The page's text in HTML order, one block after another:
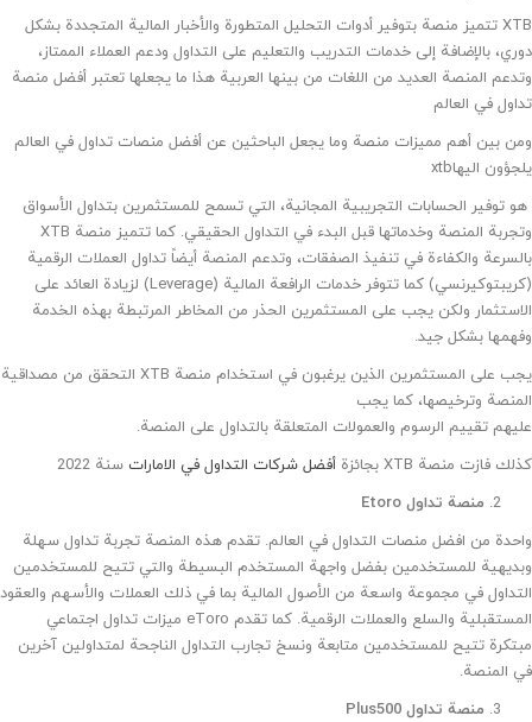
XTB تتميز منصة بتوفير أدوات التحليل المتطورة والأخبار المالية المتجددة بشكل
دوري، بالإضافة إلى خدمات التدريب والتعليم على التداول ودعم العملاء الممتاز،
وتدعم المنصة العديد من اللغات من بينها العربية هذا ما يجعلها تعتبر أفضل منصة
تداول في العالم
ومن بين أهم مميزات منصة وما يجعل الباحثين عن أفضل منصات تداول في العالم
يلجؤون اليهاxtb
هو توفير الحسابات التجريبية المجانية، التي تسمح للمستثمرين بتداول الأسواق
وتجربة المنصة وخدماتها قبل البدء في التداول الحقيقي. كما تتميز منصة XTB
بالسرعة والكفاءة في تنفيذ الصفقات، وتدعم المنصة أيضاً تداول العملات الرقمية
(كريبتوكيرنسي) كما تتوفر خدمات الرافعة المالية (Leverage) لزيادة العائد على
الاستثمار ولكن يجب على المستثمرين الحذر من المخاطر المرتبطة بهذه الخدمة
وفهمها بشكل جيد.
يجب على المستثمرين الذين يرغبون في استخدام منصة XTB التحقق من مصداقية
المنصة وترخيصها، كما يجب
عليهم تقييم الرسوم والعمولات المتعلقة بالتداول على المنصة.
كذلك فازت منصة XTB بجائزة
أفضل شركات التداول في الامارات سنة 2022
منصة تداول Etoro
واحدة من افضل منصات التداول في العالم. تقدم هذه المنصة تجربة تداول سهلة
وبديهية للمستخدمين بفضل واجهة المستخدم البسيطة والتي تتيح للمستخدمين
التداول في مجموعة واسعة من الأصول المالية بما في ذلك العملات والأسهم والعقود
المستقبلية والسلع والعملات الرقمية. كما تقدم eToro ميزات تداول اجتماعي
مبتكرة تتيح للمستخدمين متابعة ونسخ تجارب التداول الناجحة لمتداولين آخرين
في المنصة.
منصة تداول Plus500